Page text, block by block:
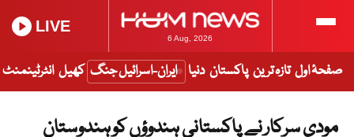
6 Aug, 2026
LIVE
صفحۂ اول تازہ ترین پاکستان دنیا ایران-اسرائیل جنگ کھیل انٹرٹینمنٹ
مودی سرکار نے پاکستانی ہندوؤں کو ہندوستان